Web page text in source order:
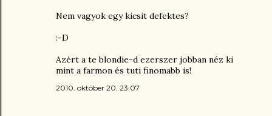
Nem vagyok egy kicsit defektes?
:-D
Azért a te blondie-d ezerszer jobban néz ki
mint a farmon és tuti finomabb is!
2010. október 20. 23:07